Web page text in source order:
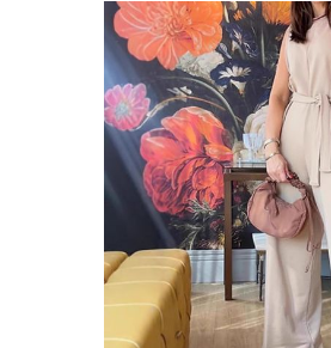
انتقل
إلى
النهاية
معرض
الصور